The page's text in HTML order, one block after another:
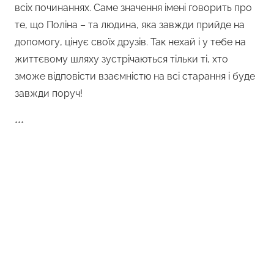
всіх починаннях. Саме значення імені говорить про
те, що Поліна – та людина, яка завжди прийде на
допомогу, цінує своїх друзів. Так нехай і у тебе на
життєвому шляху зустрічаються тільки ті, хто
зможе відповісти взаємністю на всі старання і буде
завжди поруч!
***